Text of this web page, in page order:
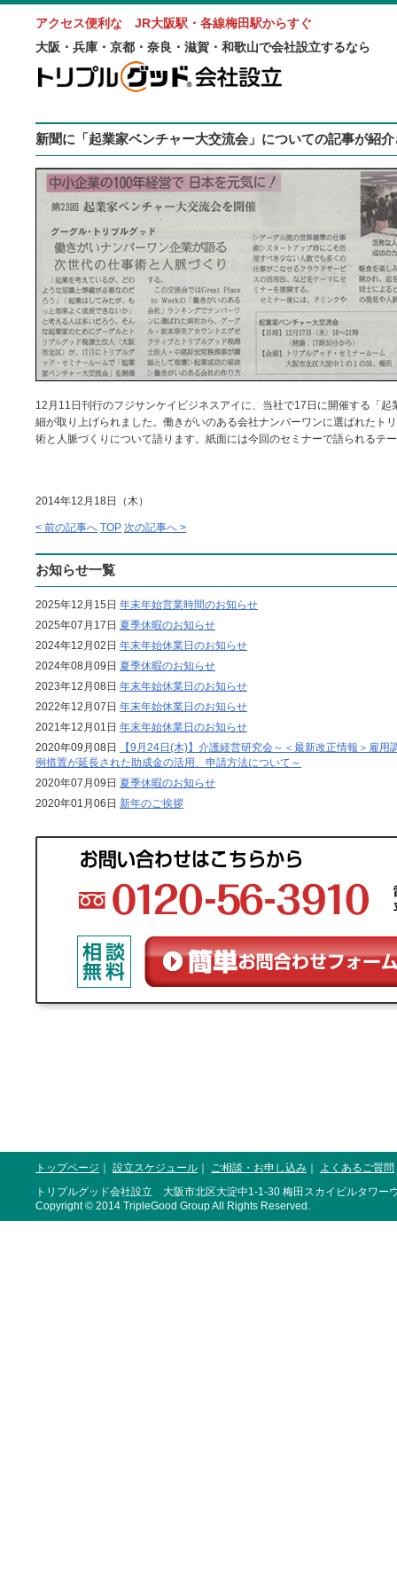
アクセス便利な JR大阪駅・各線梅田駅からすぐ
大阪・兵庫・京都・奈良・滋賀・和歌山で会社設立するなら
新聞に「起業家ベンチャー大交流会」についての記事が紹
12月11日刊行のフジサンケイビジネスアイに、当社で17日に開催する「
細が取り上げられました。働きがいのある会社ナンバーワンに選ばれたト
術と人脈づくりについて語ります。紙面には今回のセミナーで語られるテ
2014年12月18日（木）
< 前の記事へ TOP 次の記事へ >
お知らせ一覧
2025年12月15日 年末年始営業時間のお知らせ
2025年07月17日 夏季休暇のお知らせ
2024年12月02日 年末年始休業日のお知らせ
2024年08月09日 夏季休暇のお知らせ
2023年12月08日 年末年始休業日のお知らせ
2022年12月07日 年末年始休業日のお知らせ
2021年12月01日 年末年始休業日のお知らせ
2020年09月08日
【9月24日(木)】介護経営研究会～＜最新改正情報＞雇
例措置が延長された助成金の活用、申請方法について～
2020年07月09日 夏季休暇のお知らせ
2020年01月06日 新年のご挨拶
トップページ 設立スケジュール ご相談・お申し込み よくあるご質問
トリプルグッド会社設立 大阪市北区大淀中1-1-30 梅田スカイビルタワー
Copyright © 2014 TripleGood Group All Rights Reserved.